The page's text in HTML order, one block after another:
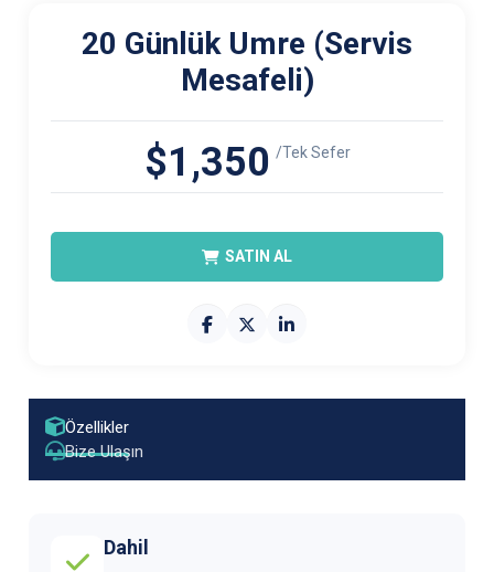
20 Günlük Umre (Servis
Mesafeli)
$1,350 /Tek Sefer
SATIN AL
Özellikler
Bize Ulaşın
Dahil